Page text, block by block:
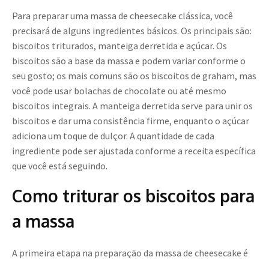
Para preparar uma massa de cheesecake clássica, você
precisará de alguns ingredientes básicos. Os principais são:
biscoitos triturados, manteiga derretida e açúcar. Os
biscoitos são a base da massa e podem variar conforme o
seu gosto; os mais comuns são os biscoitos de graham, mas
você pode usar bolachas de chocolate ou até mesmo
biscoitos integrais. A manteiga derretida serve para unir os
biscoitos e dar uma consistência firme, enquanto o açúcar
adiciona um toque de dulçor. A quantidade de cada
ingrediente pode ser ajustada conforme a receita específica
que você está seguindo.
Como triturar os biscoitos para
a massa
A primeira etapa na preparação da massa de cheesecake é